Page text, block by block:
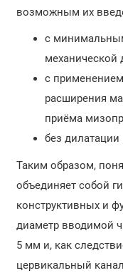
возможным их
с
механической
с
расширения
приёма
без
Таким образом,
объединяет собой
конструктивных и
диаметр вводимой
5 мм и, как
цервикальный